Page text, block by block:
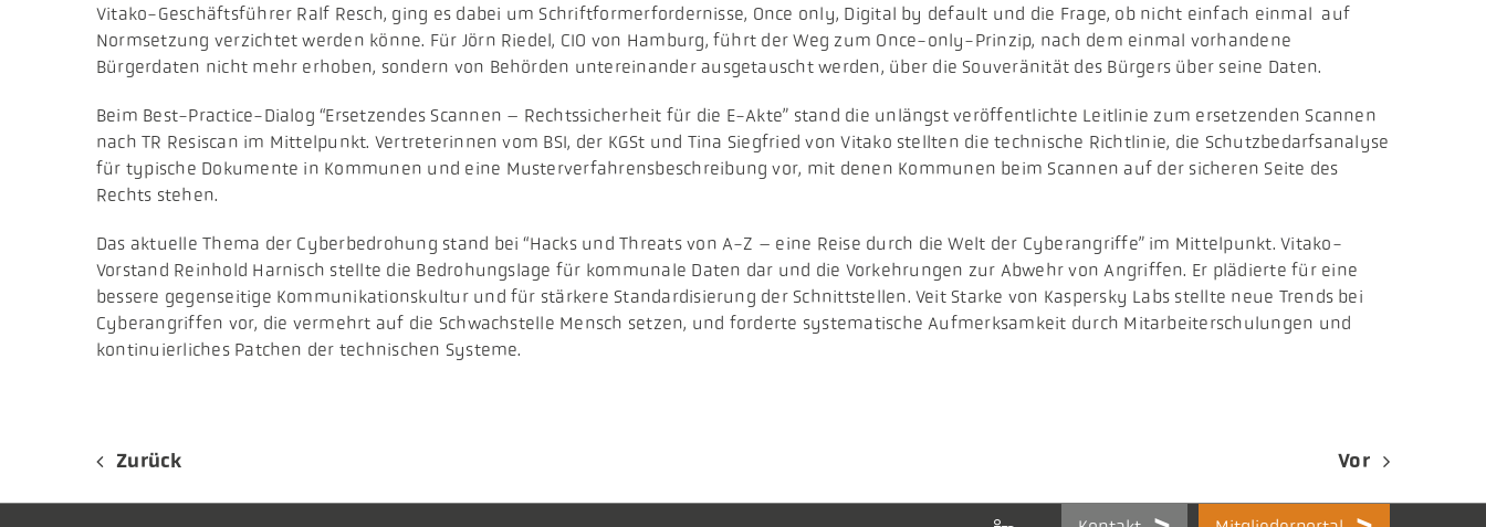
Vitako-Geschäftsführer Ralf Resch, ging es dabei um Schriftformerfordernisse, Once only, Digital by default und die Frage, ob nicht einfach einmal auf
Normsetzung verzichtet werden könne. Für Jörn Riedel, CIO von Hamburg, führt der Weg zum Once-only-Prinzip, nach dem einmal vorhandene
Bürgerdaten nicht mehr erhoben, sondern von Behörden untereinander ausgetauscht werden, über die Souveränität des Bürgers über seine Daten.
Beim Best-Practice-Dialog “Ersetzendes Scannen – Rechtssicherheit für die E-Akte” stand die unlängst veröffentlichte Leitlinie zum ersetzenden Scannen
nach TR Resiscan im Mittelpunkt. Vertreterinnen vom BSI, der KGSt und Tina Siegfried von Vitako stellten die technische Richtlinie, die Schutzbedarfsanalyse
für typische Dokumente in Kommunen und eine Musterverfahrensbeschreibung vor, mit denen Kommunen beim Scannen auf der sicheren Seite des
Rechts stehen.
​Das aktuelle Thema der Cyberbedrohung stand bei “Hacks und Threats von A-Z – eine Reise durch die Welt der Cyberangriffe” im Mittelpunkt. Vitako-
Vorstand Reinhold Harnisch stellte die Bedrohungslage für kommunale Daten dar und die Vorkehrungen zur Abwehr von Angriffen. Er plädierte für eine
bessere gegenseitige Kommunikationskultur und für stärkere Standardisierung der Schnittstellen. Veit Starke von Kaspersky Labs stellte neue Trends bei
Cyberangriffen vor, die vermehrt auf die Schwachstelle Mensch setzen, und forderte systematische Aufmerksamkeit durch Mitarbeiterschulungen und
kontinuierliches Patchen der technischen Systeme.
Zurück Vor